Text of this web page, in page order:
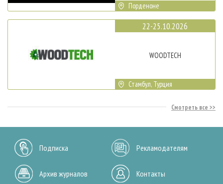
Порденоне
22-25.10.2026
WOODTECH
Стамбул, Турция
Смотреть все
Подписка Рекламодателям
Архив журналов Контакты